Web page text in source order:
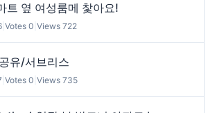
트 옆 여성룸메 찿아요!
Votes 0 Views 722
유/서브리스
Votes 0 Views 735